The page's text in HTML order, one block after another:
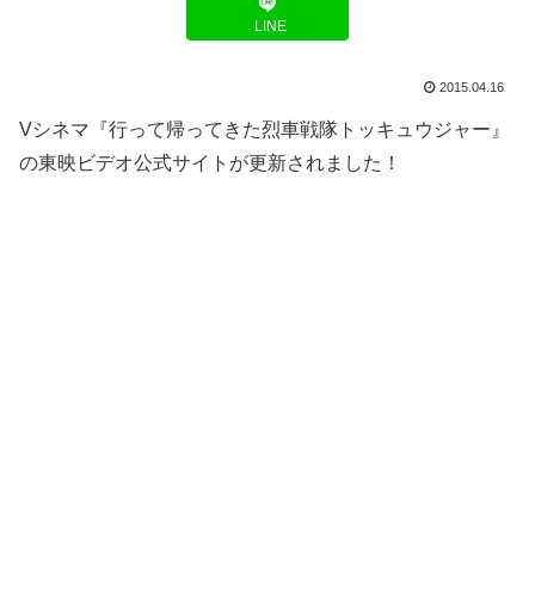
LINE
2015.04.16
Vシネマ『行って帰ってきた烈車戦隊トッキュウジャー』
の東映ビデオ公式サイトが更新されました！